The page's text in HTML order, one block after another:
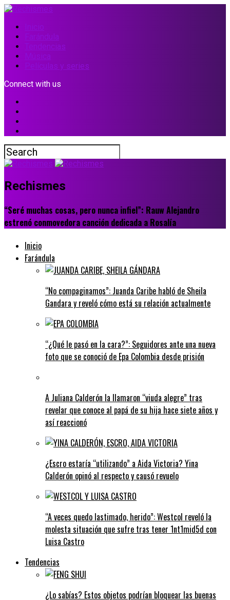
Inicio
Farándula
Tendencias
Música
Películas y series
Connect with us
Rechismes
“Seré muchas cosas, pero nunca infiel”: Rauw Alejandro
estrenó conmovedora canción dedicada a Rosalía
Inicio
Farándula
“No compaginamos”: Juanda Caribe habló de Sheila
Gandara y reveló cómo está su relación actualmente
“¿Qué le pasó en la cara?”: Seguidores ante una nueva
foto que se conoció de Epa Colombia desde prisión
A Juliana Calderón la llamaron “viuda alegre” tras
revelar que conoce al papá de su hija hace siete años y
así reaccionó
¿Escro estaría “utilizando” a Aida Victoria? Yina
Calderón opinó al respecto y causó revuelo
“A veces quedo lastimado, herido”: Westcol reveló la
molesta situación que sufre tras tener 1nt1mid5d con
Luisa Castro
Tendencias
¿Lo sabías? Estos objetos podrían bloquear las buenas